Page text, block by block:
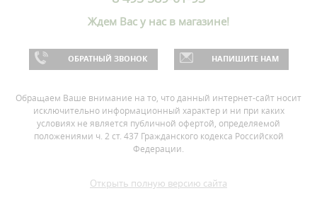
Ждем Вас у нас в магазине!
ОБРАТНЫЙ ЗВОНОК НАПИШИТЕ НАМ
Обращаем Ваше внимание на то, что данный интернет-сайт носит
исключительно информационный характер и ни при каких
условиях не является публичной офертой, определяемой
положениями ч. 2 ст. 437 Гражданского кодекса Российской
Федерации.
Открыть полную версию сайта